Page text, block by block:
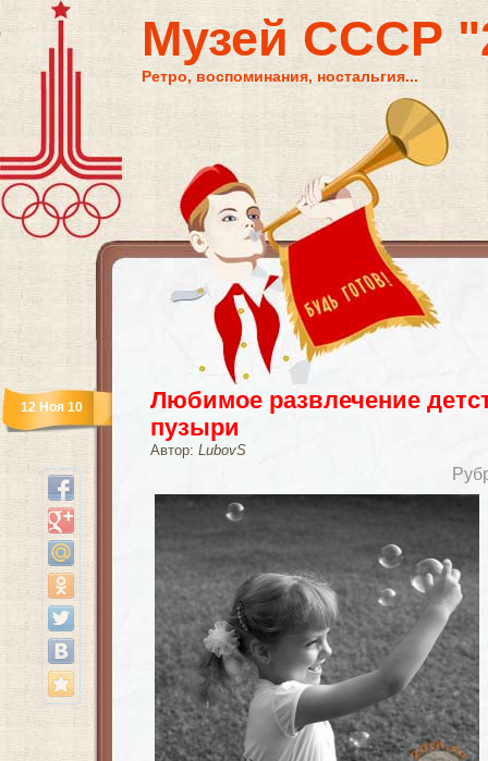
Музей СССР
Ретро, воспоминания, ностальгия...
Любимое развлечение
пузыри
Автор: LubovS
12 Ноя 10